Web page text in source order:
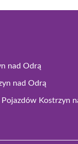
nad Odrą
nad Odrą
Kostrzyn